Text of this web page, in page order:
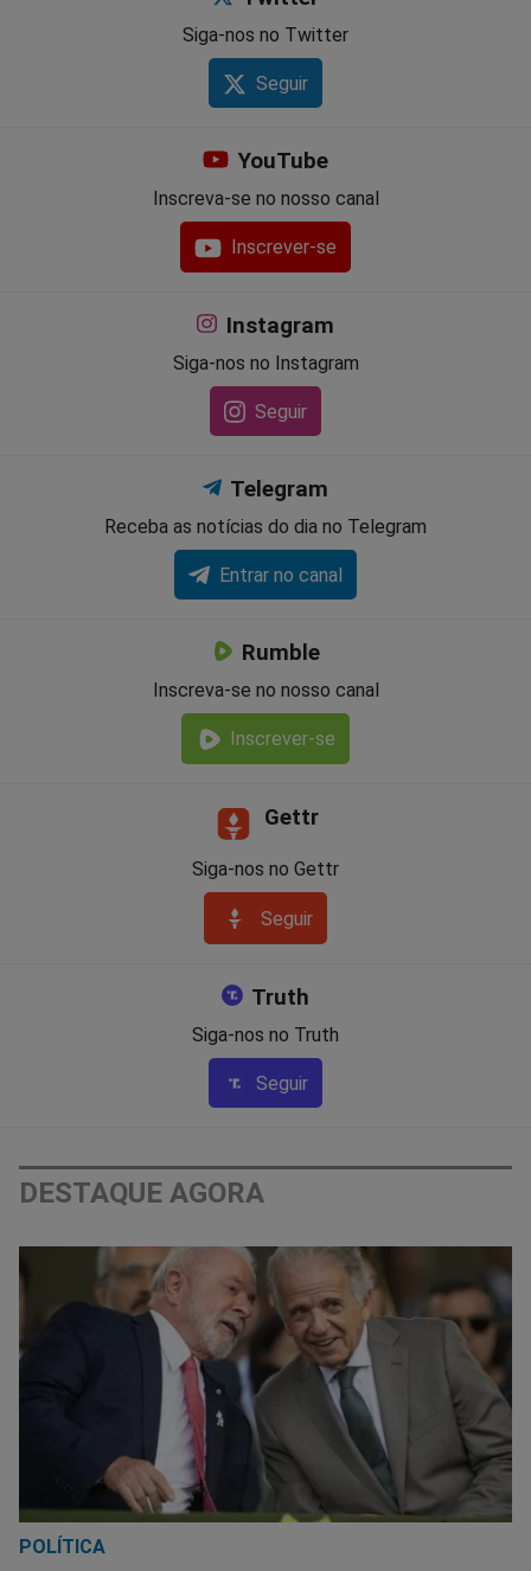
Siga-nos no Twitter
Seguir
YouTube
Inscreva-se no nosso canal
Inscrever-se
Instagram
Siga-nos no Instagram
Seguir
Telegram
Receba as notícias do dia no Telegram
Entrar no canal
Rumble
Inscreva-se no nosso canal
Inscrever-se
Gettr
Siga-nos no Gettr
Seguir
Truth
Siga-nos no Truth
Seguir
DESTAQUE AGORA
POLÍTICA